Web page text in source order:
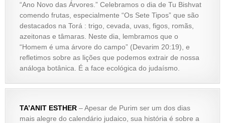
“Ano Novo das Árvores.” Celebramos o dia de Tu Bishvat
comendo frutas, especialmente “Os Sete Tipos” que são
destacados na Torá : trigo, cevada, uvas, figos, romãs,
azeitonas e tâmaras. Neste dia, lembramos que o
“Homem é uma árvore do campo” (Devarim 20:19), e
refletimos sobre as lições que podemos extrair de nossa
análoga botânica. É a face ecológica do judaísmo.
TA’ANIT ESTHER – Apesar de Purim ser um dos dias
mais alegre do calendário judaico, sua história é sobre a